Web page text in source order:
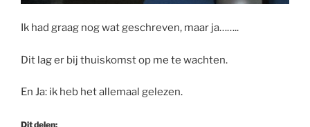
Ik had graag nog wat geschreven, maar ja……..
Dit lag er bij thuiskomst op me te wachten.
En Ja: ik heb het allemaal gelezen.
Dit delen: